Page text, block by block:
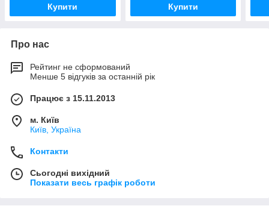
Купити Купити
Про нас
Рейтинг не сформований
Менше 5 відгуків за останній рік
Працює з 15.11.2013
м. Київ
Київ, Україна
Контакти
Сьогодні вихідний
Показати весь графік роботи